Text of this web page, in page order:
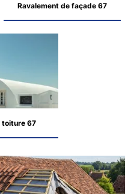
Ravalement de façade 67
toiture 67